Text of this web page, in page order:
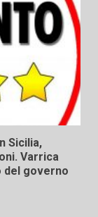
Sicilia,
Varrica
del governo